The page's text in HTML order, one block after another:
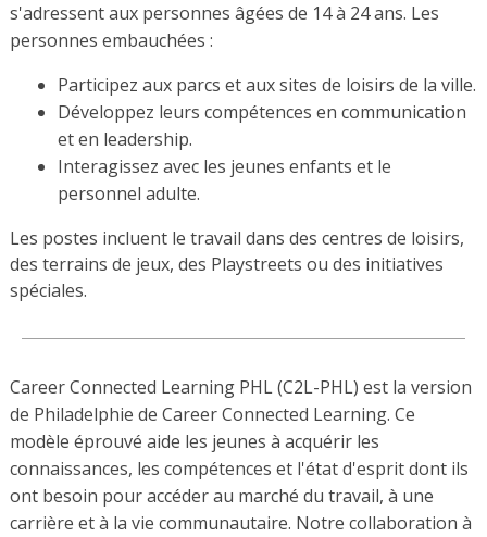
s'adressent aux personnes âgées de 14 à 24 ans. Les
personnes embauchées :
Participez aux parcs et aux sites de loisirs de la ville.
Développez leurs compétences en communication
et en leadership.
Interagissez avec les jeunes enfants et le
personnel adulte.
Les postes incluent le travail dans des centres de loisirs,
des terrains de jeux, des Playstreets ou des initiatives
spéciales.
Career Connected Learning PHL (C2L-PHL) est la version
de Philadelphie de Career Connected Learning. Ce
modèle éprouvé aide les jeunes à acquérir les
connaissances, les compétences et l'état d'esprit dont ils
ont besoin pour accéder au marché du travail, à une
carrière et à la vie communautaire. Notre collaboration à